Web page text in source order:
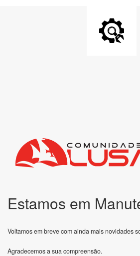
Estamos em
Voltamos em breve com ainda mais novidades
Agradecemos a sua compreensão.